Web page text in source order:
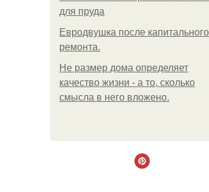
для пруда
Евродвушка после капитального
ремонта.
Не размер дома определяет
качество жизни - а то, сколько
смысла в него вложено.